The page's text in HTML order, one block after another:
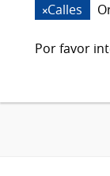
Calles
Por favor